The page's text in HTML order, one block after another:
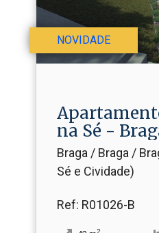
NOVIDADE
na Sé -
Braga / Braga /
Sé e Cividade)
Ref: R01026-B
2